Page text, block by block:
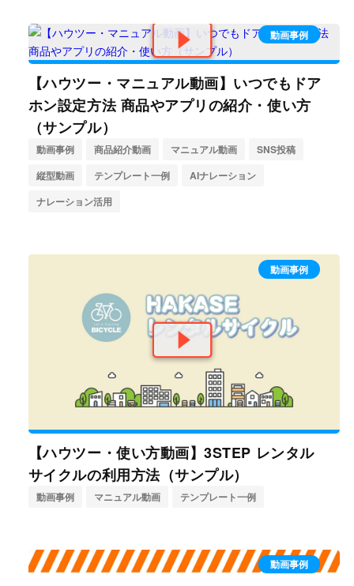
動画事例
【ハウツー・マニュアル動画】いつでもドア
ホン設定方法 商品やアプリの紹介・使い方
（サンプル）
動画事例 商品紹介動画 マニュアル動画
SNS投稿
縦型動画
テンプレート一例
AIナレーション
ナレーション活用
動画事例
【ハウツー・使い方動画】3STEP レンタル
サイクルの利用方法（サンプル）
動画事例 マニュアル動画 テンプレート一例
動画事例